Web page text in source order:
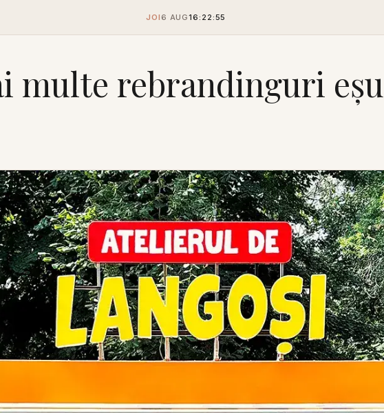
JOI 6 AUG16:22:56
multe rebrandinguri